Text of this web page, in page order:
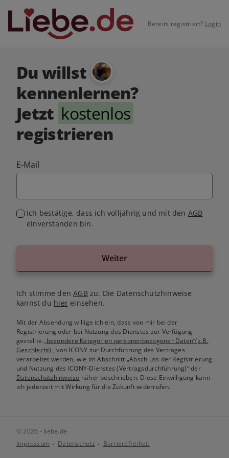
Bereits registriert? Login
Du willst
kennenlernen?
Jetzt kostenlos
registrieren
E-Mail
Ich bestätige, dass ich volljährig und mit den AGB
einverstanden bin.
Weiter
Ich stimme denAGB zu. Die Datenschutzhinweise
kannst du hiereinsehen.
Mit der Absendung willige ich ein, dass von mir bei der
Registrierung oder bei Nutzung des Dienstes zur Verfügung
gestellte„besondere Kategorien personenbezogener Daten“(z.B.
Geschlecht) , von ICONY zur Durchführung des Vertrages
verarbeitet werden, wie im Abschnitt „Abschluss der Registrierung
und Nutzung des ICONY-Dienstes (Vertragsdurchführung)“ der
Datenschutzhinweise näher beschrieben. Diese Einwilligung kann
ich jederzeit mit Wirkung für die Zukunft widerrufen.
© 2026 - liebe.de
Impressum
Datenschutz Barrierefreiheit